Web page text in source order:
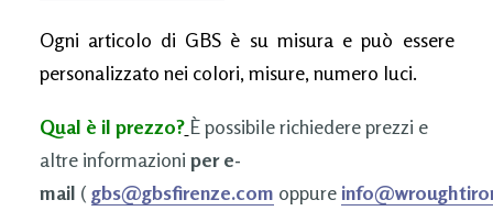
Ogni articolo di GBS è su misura e può essere
personalizzato nei colori, misure, numero luci.
Qual è il prezzo? È possibile richiedere prezzi e
altre informazioni per e-
mail ( gbs@gbsfirenze.com oppure